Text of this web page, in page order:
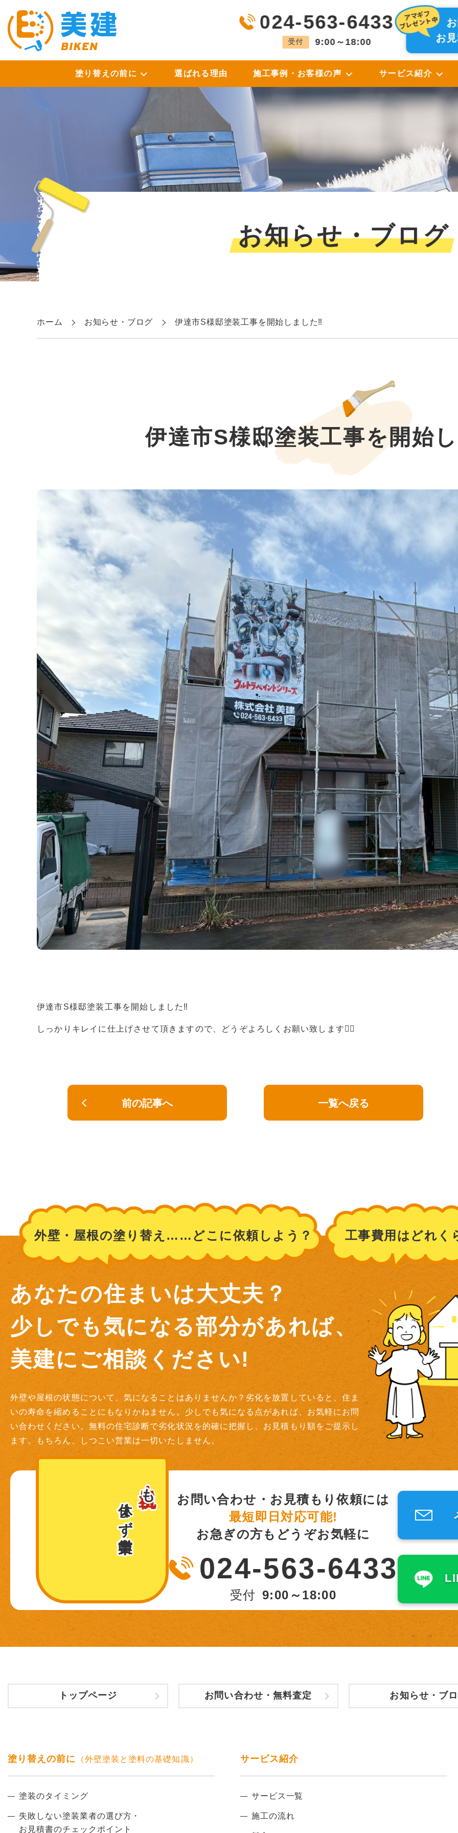
024-563-6433
受付 9:00～18:00
お
塗り替えの前に 選ばれる理由 施工事例・お客様の声 サービス紹介
お知らせ・ブログ
ホーム お知らせ・ブログ 伊達市S様邸塗装工事を開始しました‼︎
伊達市S様邸塗装工事を開始
伊達市S様邸塗装工事を開始しました‼︎
しっかりキレイに仕上げさせて頂きますので、どうぞよろしくお願い致します🙇‍♀️
前の記事へ 一覧へ戻る
外壁・屋根の塗り替え……どこに依頼しよう？ 工事費用はどれく
あなたの住まいは大丈夫？
少しでも気になる部分があれば、
美建にご相談ください!
外壁や屋根の状態について、気になることはありませんか？劣化を放置していると、住ま
いの寿命を縮めることにもなりかねません。少しでも気になる点があれば、お気軽にお問
い合わせください。無料の住宅診断で劣化状況を的確に把握し、お見積もり額をご提示し
ます。もちろん、しつこい営業は一切いたしません。
も
休まず営業中！
お問い合わせ・お見積もり依頼には
最短即日対応可能!
お急ぎの方もどうぞお気軽に
024-563-6433
受付 9:00～18:00
トップページ お問い合わせ・無料査定 お知らせ・ブ
塗り替えの前に （外壁塗装と塗料の基礎知識）
塗装のタイミング
失敗しない塗装業者の選び方・
お見積書のチェックポイント
サービス紹介
サービス一覧
施工の流れ